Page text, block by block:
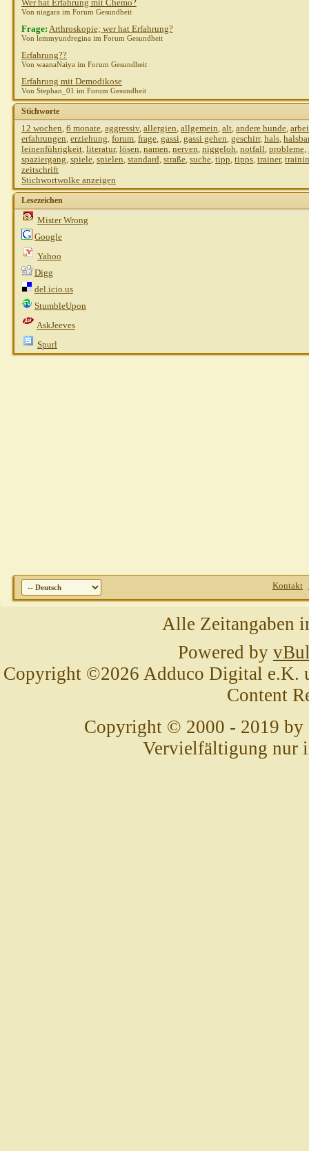
Wer hat Erfahrung mit Chemo?
Von niagara im Forum Gesundheit
Frage: Arthroskopie; wer hat Erfahrung?
Von lemmyundregina im Forum Gesundheit
Erfahrung??
Von waanaNaiya im Forum Gesundheit
Erfahrung mit Demodikose
Von Stephan_01 im Forum Gesundheit
Stichworte
12 wochen, 6 monate, aggressiv, allergien, allgemein, alt, andere hunde,
erfahrungen, erziehung, forum, frage, gassi, gassi gehen, geschirr, hals,
leinenführigkeit, literatur, lösen, namen, nerven, niggeloh, notfall, probleme,
spaziergang, spiele, spielen, standard, straße, suche, tipp, tipps, trainer,
zeitschrift
Stichwortwolke anzeigen
Lesezeichen
Mister Wrong
Google
Yahoo
Digg
del.icio.us
StumbleUpon
AskJeeves
Spurl
Kontakt
Alle Zeitangaben
Powered by
Copyright ©2026 Adduco Digital e.K.
Content
Copyright © 2000 - 2019 by
Vervielfältigung nur